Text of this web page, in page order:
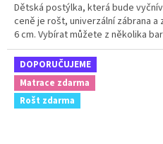
Dětská postýlka, která bude
ceně je rošt, univerzální zábrana
6 cm. Vybírat můžete z několika
DOPORUČUJEME
Matrace zdarma
Rošt zdarma